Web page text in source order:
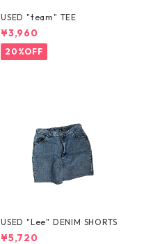
USED "team" TEE
¥3,960
20%OFF
USED "Lee" DENIM SHORTS
¥5,720